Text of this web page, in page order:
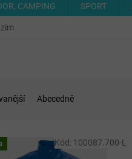
CAMPING SPORT
Abecedně
Kód: 100087.700-L